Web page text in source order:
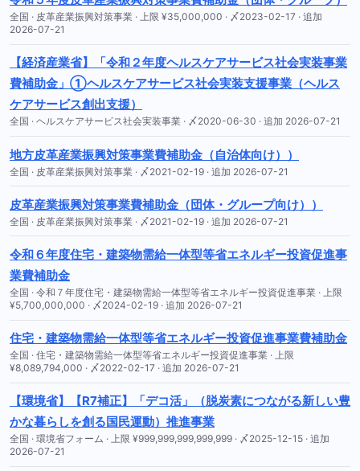
全国 · 皮革産業振興対策事業 · 上限 ¥35,000,000 · 〆2023-02-17 · 追加
2026-07-21
【経済産業省】「令和２年度ヘルスケアサービス社会実装事業
費補助金」①ヘルスケアサービス社会実装支援事業（ヘルス
ケアサービス創出支援）
全国 · ヘルスケアサービス社会実装事業 · 〆2020-06-30 · 追加 2026-07-21
地方皮革産業振興対策事業費補助金（自治体向け））
全国 · 皮革産業振興対策事業 · 〆2021-02-19 · 追加 2026-07-21
皮革産業振興対策事業費補助金（団体・グループ向け））
全国 · 皮革産業振興対策事業 · 〆2021-02-19 · 追加 2026-07-21
令和６年度住宅・建築物需給一体型等省エネルギー投資促進事
業費補助金
全国 · 令和７年度住宅・建築物需給一体型等省エネルギー投資促進事業 · 上限
¥5,700,000,000 · 〆2024-02-19 · 追加 2026-07-21
住宅・建築物需給一体型等省エネルギー投資促進事業費補助金
全国 · 住宅・建築物需給一体型等省エネルギー投資促進事業 · 上限
¥8,089,794,000 · 〆2022-02-17 · 追加 2026-07-21
【環境省】【R7補正】「デコ活」（脱炭素につながる新しい豊
かな暮らしを創る国民運動）推進事業
全国 · 環境省フォーム · 上限 ¥999,999,999,999,999 · 〆2025-12-15 · 追加
2026-07-21